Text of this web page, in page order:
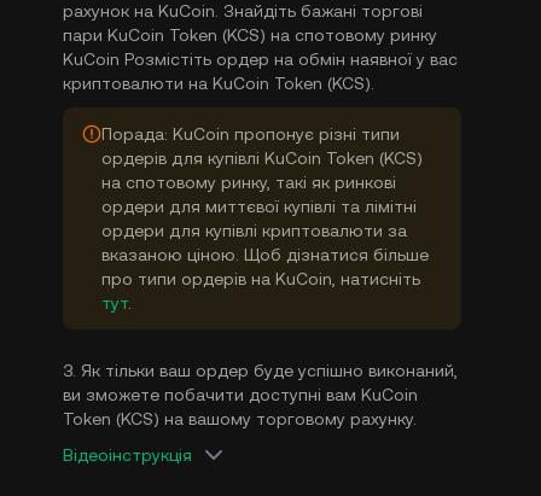
рахунок на KuCoin. Знайдіть бажані торгові
пари KuCoin Token (KCS) на спотовому ринку
KuCoin Розмістіть ордер на обмін наявної у вас
криптовалюти на KuCoin Token (KCS).
Порада: KuCoin пропонує різні типи
ордерів для купівлі KuCoin Token (KCS)
на спотовому ринку, такі як ринкові
ордери для миттєвої купівлі та лімітні
ордери для купівлі криптовалюти за
вказаною ціною. Щоб дізнатися більше
про типи ордерів на KuCoin, натисніть
тут.
3. Як тільки ваш ордер буде успішно виконаний,
ви зможете побачити доступні вам KuCoin
Token (KCS) на вашому торговому рахунку.
Відеоінструкція